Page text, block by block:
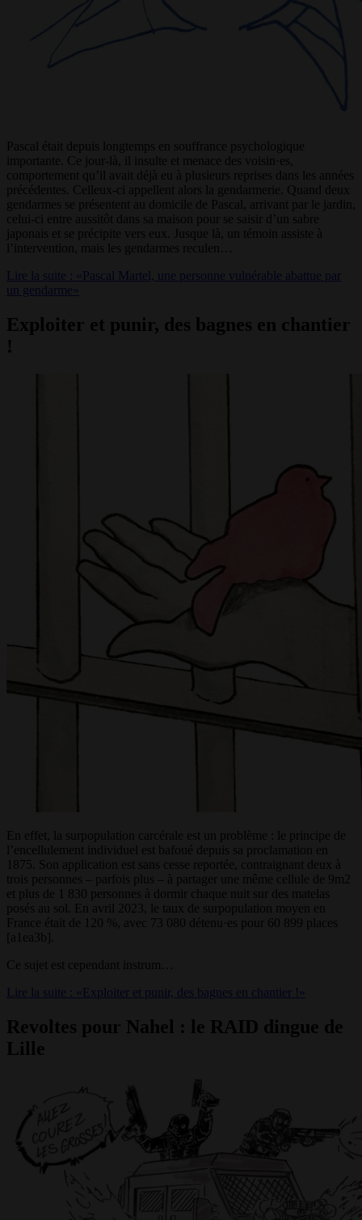
Pascal était depuis longtemps en souffrance psychologique
importante. Ce jour-là, il insulte et menace des voisin·es,
comportement qu’il avait déjà eu à plusieurs reprises dans les années
précédentes. Celleux-ci appellent alors la gendarmerie. Quand deux
gendarmes se présentent au domicile de Pascal, arrivant par le jardin,
celui-ci entre aussitôt dans sa maison pour se saisir d’un sabre
japonais et se précipite vers eux. Jusque là, un témoin assiste à
l’intervention, mais les gendarmes reculen…
Lire la suite : «Pascal Martel, une personne vulnérable abattue par
un gendarme»
Exploiter et punir, des bagnes en chantier
!
En effet, la surpopulation carcérale est un problème : le principe de
l’encellulement individuel est bafoué depuis sa proclamation en
1875. Son application est sans cesse reportée, contraignant deux à
trois personnes – parfois plus – à partager une même cellule de 9m2
et plus de 1 830 personnes à dormir chaque nuit sur des matelas
posés au sol. En avril 2023, le taux de surpopulation moyen en
France était de 120 %, avec 73 080 détenu·es pour 60 899 places
[a1ea3b]
Ce sujet est cependant instrum…
Lire la suite : «Exploiter et punir, des bagnes en chantier !»
Revoltes pour Nahel : le RAID dingue de
Lille